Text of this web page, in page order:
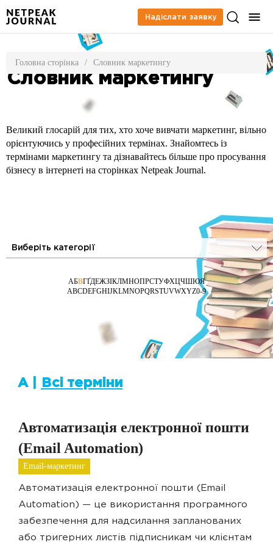
Надіслати заявку
Головна сторінка / Словник маркетингу
Словник маркетингу
Великий глосарій для тих, хто хоче вивчати маркетинг, вільно
орієнтуючись у професійних термінах. Знайомтесь із
термінами маркетингу та дізнавайтесь більше про просування
бізнесу в інтернеті на сторінках Netpeak Journal.
Виберіть категорії
АБВГҐДЕЖЗІКЛМНОПРСТУФХЦЧШЮЯ
ABCDEFGHIJKLMNOPQRSTUVWXYZ0-9
А | Всі терміни
Автоматизація електронної пошти
(Email Automation)
Email-маркетинг
Автоматизація електронної пошти (Email
Automation) — це використання програмного
забезпечення для надсилання запланованих
або тригерних листів підписникам чи клієнтам